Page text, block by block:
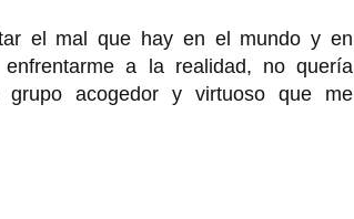
el mal que hay en el mundo y en
a la realidad, no quería
grupo acogedor y virtuoso que me